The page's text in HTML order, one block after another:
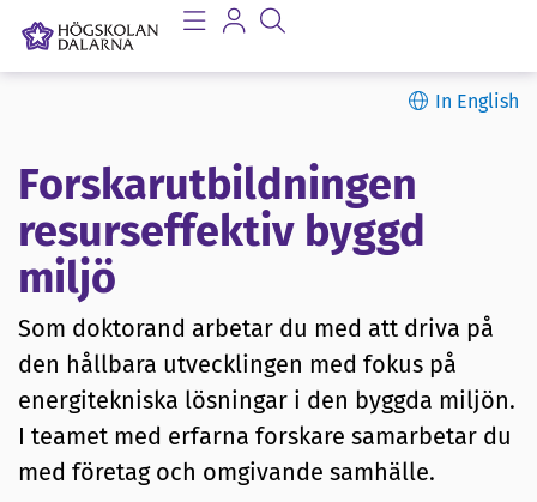
In English
Forskarutbildningen
resurseffektiv byggd
miljö
Som doktorand arbetar du med att driva på
den hållbara utvecklingen med fokus på
energitekniska lösningar i den byggda miljön.
I teamet med erfarna forskare samarbetar du
med företag och omgivande samhälle.